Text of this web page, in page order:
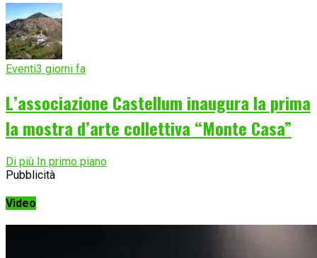
Eventi3 giorni fa
L’associazione Castellum inaugura la prima
la mostra d’arte collettiva “Monte Casa”
Di più In primo piano
Pubblicità
Video